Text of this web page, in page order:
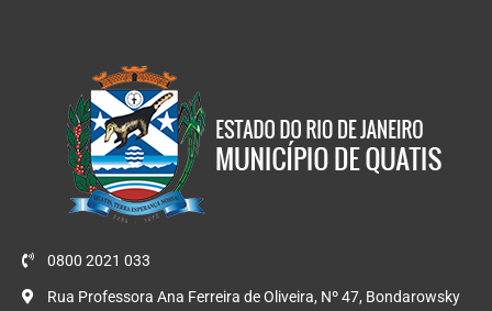
0800 2021 033
Rua Professora Ana Ferreira de Oliveira, Nº 47, Bondarowsky